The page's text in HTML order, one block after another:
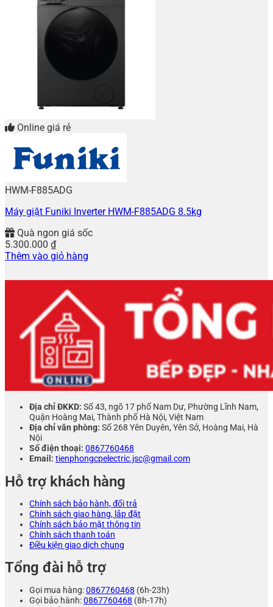
Online giá rẻ
HWM-F885ADG
Máy giặt Funiki Inverter HWM-F885ADG 8.5kg
Quà ngon giá sốc
5.300.000 ₫
Thêm vào giỏ hàng
Địa chỉ ĐKKD: Số 43, ngõ 17 phố Nam Dư, Phường Lĩnh Nam,
Quận Hoàng Mai, Thành phố Hà Nội, Việt Nam
Địa chỉ văn phòng: Số 268 Yên Duyên, Yên Sở, Hoàng Mai, Hà
Nội
Số điện thoại: 0867760468
Email: tienphongcpelectric.jsc@gmail.com
Hỗ trợ khách hàng
Chính sách bảo hành, đổi trả
Chính sách giao hàng, lắp đặt
Chính sách bảo mật thông tin
Chính sách thanh toán
Điều kiện giao dịch chung
Tổng đài hỗ trợ
Gọi mua hàng:0867760468 (6h-23h)
Gọi bảo hành:0867760468 (8h-17h)